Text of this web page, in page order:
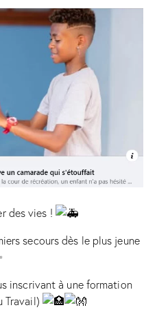
des vies !
secours dès le plus jeune
inscrivant à une formation
Travail)